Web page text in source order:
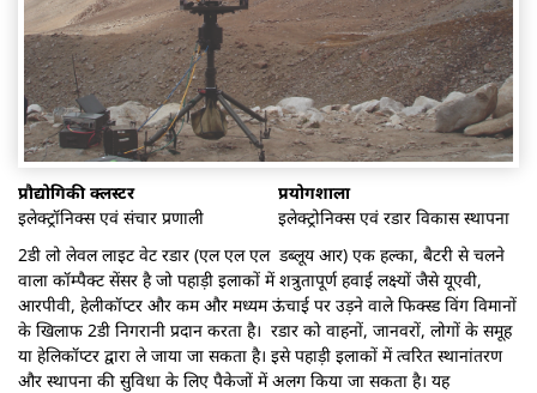
प्रौद्योगिकी क्लस्टर
इलेक्ट्रॉनिक्स एवं संचार प्रणाली
प्रयोगशाला
इलेक्ट्रोनिक्स एवं रडार विकास स्थापना
2डी लो लेवल लाइट वेट रडार (एल एल एल डब्लूय आर) एक हल्का, बैटरी से चलने
वाला कॉम्पैक्ट सेंसर है जो पहाड़ी इलाकों में शत्रुतापूर्ण हवाई लक्ष्यों जैसे यूएवी,
आरपीवी, हेलीकॉप्टर और कम और मध्यम ऊंचाई पर उड़ने वाले फिक्स्ड विंग विमानों
के खिलाफ 2डी निगरानी प्रदान करता है। रडार को वाहनों, जानवरों, लोगों के समूह
या हेलिकॉप्टर द्वारा ले जाया जा सकता है। इसे पहाड़ी इलाकों में त्वरित स्थानांतरण
और स्थापना की सुविधा के लिए पैकेजों में अलग किया जा सकता है। यह